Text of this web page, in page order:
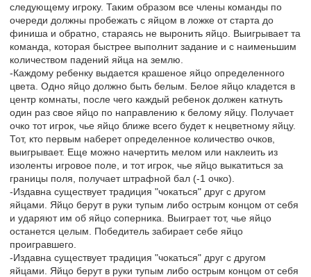
следующему игроку. Таким образом все члены команды по
очереди должны пробежать с яйцом в ложке от старта до
финиша и обратно, стараясь не выронить яйцо. Выигрывает та
команда, которая быстрее выполнит задание и с наименьшим
количеством падений яйца на землю.
-Каждому ребенку выдается крашеное яйцо определенного
цвета. Одно яйцо должно быть белым. Белое яйцо кладется в
центр комнаты, после чего каждый ребенок должен катнуть
один раз свое яйцо по направлению к белому яйцу. Получает
очко тот игрок, чье яйцо ближе всего будет к нецветному яйцу.
Тот, кто первым наберет определенное количество очков,
выигрывает. Еще можно начертить мелом или наклеить из
изоленты игровое поле, и тот игрок, чье яйцо выкатиться за
границы поля, получает штрафной бал (-1 очко).
-Издавна существует традиция "чокаться" друг с другом
яйцами. Яйцо берут в руки тупым либо острым концом от себя
и ударяют им об яйцо соперника. Выиграет тот, чье яйцо
останется целым. Победитель забирает себе яйцо
проигравшего.
-Издавна существует традиция "чокаться" друг с другом
яйцами. Яйцо берут в руки тупым либо острым концом от себя